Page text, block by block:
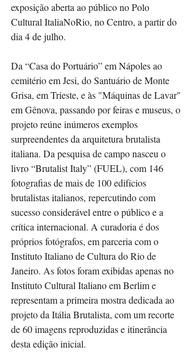
exposição aberta ao público no Polo
Cultural ItaliaNoRio, no Centro, a partir do
dia 4 de julho.
Da “Casa do Portuário” em Nápoles ao
cemitério em Jesi, do Santuário de Monte
Grisa, em Trieste, e às "Máquinas de Lavar"
em Gênova, passando por feiras e museus, o
projeto reúne inúmeros exemplos
surpreendentes da arquitetura brutalista
italiana. Da pesquisa de campo nasceu o
livro “Brutalist Italy” (FUEL), com 146
fotografias de mais de 100 edifícios
brutalistas italianos, repercutindo com
sucesso considerável entre o público e a
crítica internacional. A curadoria é dos
próprios fotógrafos, em parceria com o
Instituto Italiano de Cultura do Rio de
Janeiro. As fotos foram exibidas apenas no
Instituto Cultural Italiano em Berlim e
representam a primeira mostra dedicada ao
projeto da Itália Brutalista, com um recorte
de 60 imagens reproduzidas e itinerância
desta edição inicial.